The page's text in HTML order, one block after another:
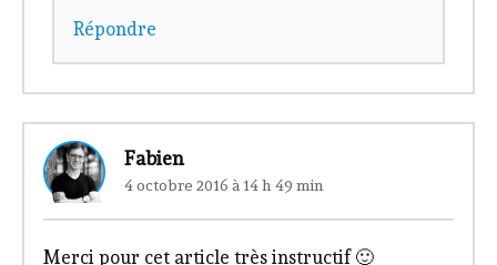
Répondre
Fabien
4 octobre 2016 à 14 h 49 min
Merci pour cet article très instructif 🙂